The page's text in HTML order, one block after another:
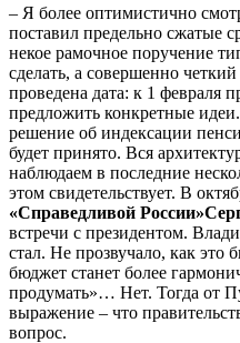
– Я более оптимистично
поставил предельно сжатые
некое рамочное поручение
сделать, а совершенно
проведена дата: к 1 февраля
предложить конкретные
решение об индексации
будет принято. Вся
наблюдаем в последние
этом свидетельствует. В
«Справедливой России»
встречи с президентом.
стал. Не прозвучало, как это
бюджет станет более
продумать»… Нет. Тогда от
выражение – что
вопрос.